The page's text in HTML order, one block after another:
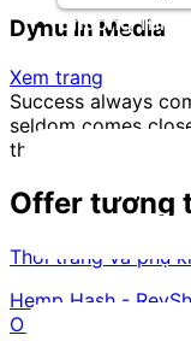
Chương Trình
Dynu In Media
Xem trang
Success always
seldom comes
the consequences.
Offer tương
Thời trang và phụ
Hemp Hash -
Offer ID: